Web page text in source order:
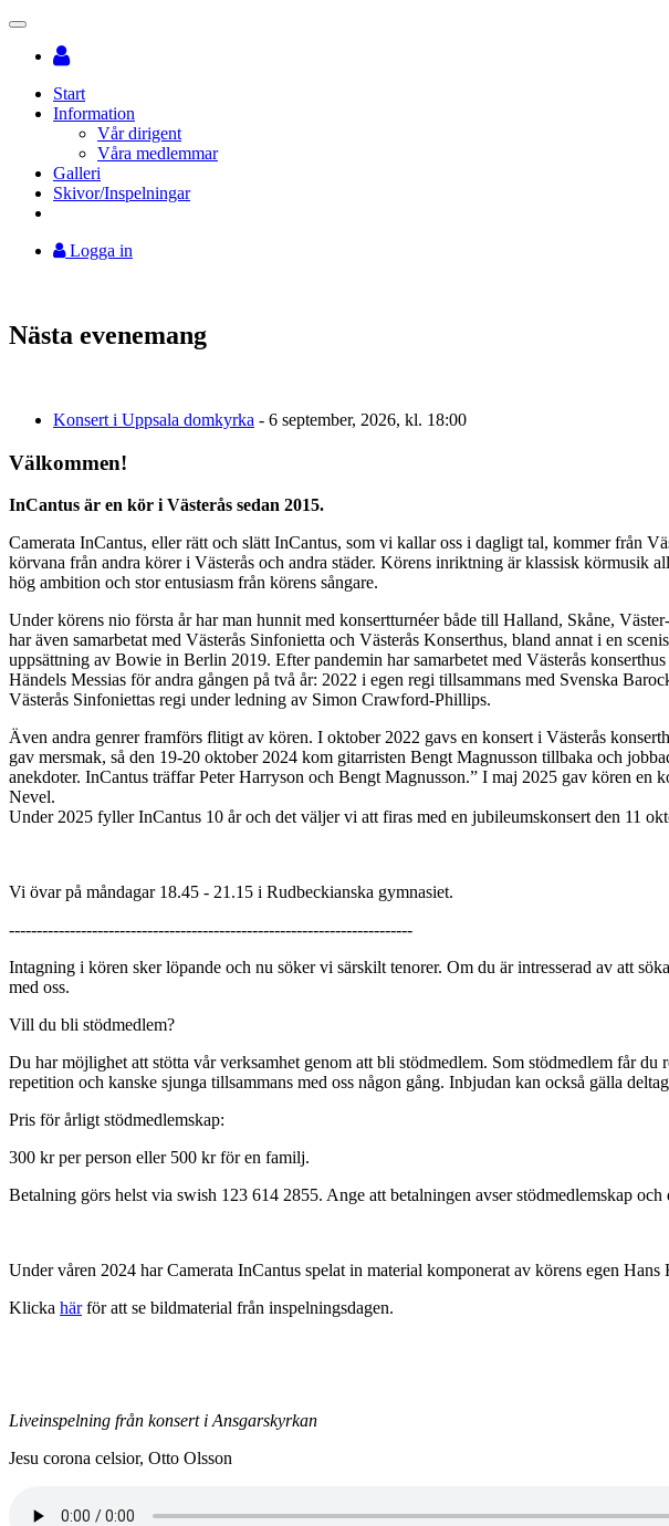
Toggle
navigation
Start
Information
Vår dirigent
Våra medlemmar
Galleri
Skivor/Inspelningar
Logga in
Nästa evenemang
Konsert i Uppsala domkyrka - 6 september, 2026, kl. 18:00
Välkommen!
InCantus är en kör i Västerås sedan 2015.
Camerata InCantus, eller rätt och slätt InCantus, som vi kallar oss i dagligt tal, kommer från
körvana från andra körer i Västerås och andra städer. Körens inriktning är klassisk körmusik
hög ambition och stor entusiasm från körens sångare.
Under körens nio första år har man hunnit med konsertturnéer både till Halland, Skåne,
har även samarbetat med Västerås Sinfonietta och Västerås Konserthus, bland annat i en
uppsättning av Bowie in Berlin 2019. Efter pandemin har samarbetet med Västerås
Händels Messias för andra gången på två år: 2022 i egen regi tillsammans med Svenska
Västerås Sinfoniettas regi under ledning av Simon Crawford-Phillips.
Även andra genrer framförs flitigt av kören. I oktober 2022 gavs en konsert i Västerås
gav mersmak, så den 19-20 oktober 2024 kom gitarristen Bengt Magnusson tillbaka och
anekdoter. InCantus träffar Peter Harryson och Bengt Magnusson.” I maj 2025 gav kören en
Nevel.
Under 2025 fyller InCantus 10 år och det väljer vi att firas med en jubileumskonsert den 11
Vi övar på måndagar 18.45 - 21.15 i Rudbeckianska gymnasiet.
-------------------------------------------------------------------------
Intagning i kören sker löpande och nu söker vi särskilt tenorer. Om du är intresserad av att
med oss.
Vill du bli stödmedlem?
Du har möjlighet att stötta vår verksamhet genom att bli stödmedlem. Som stödmedlem får
repetition och kanske sjunga tillsammans med oss någon gång. Inbjudan kan också gälla
Pris för årligt stödmedlemskap:
300 kr per person eller 500 kr för en familj.
Betalning görs helst via swish 123 614 2855. Ange att betalningen avser stödmedlemskap
Under våren 2024 har Camerata InCantus spelat in material komponerat av körens egen
Klicka härför att se bildmaterial från inspelningsdagen.
Liveinspelning från konsert i Ansgarskyrkan
Jesu corona celsior, Otto Olsson